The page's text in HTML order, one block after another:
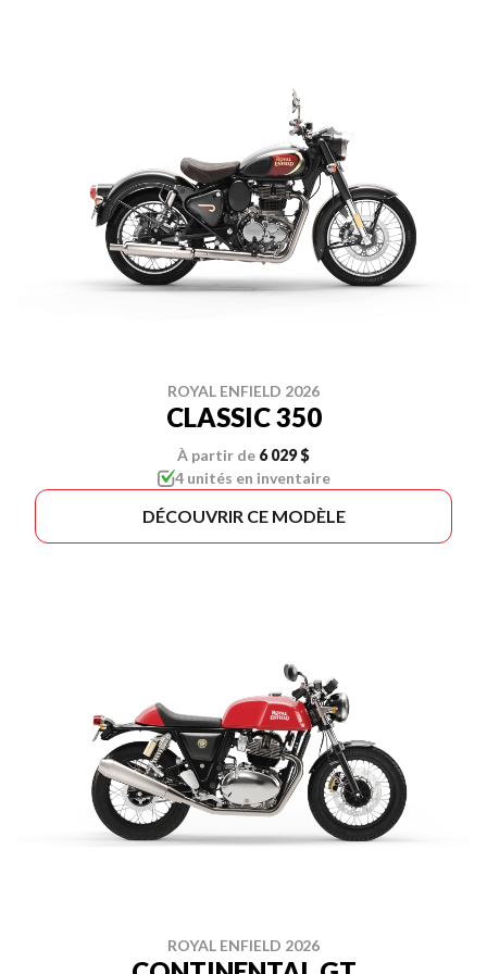
ROYAL ENFIELD 2026
CLASSIC 350
À partir de 6 029 $
4 unités en inventaire
DÉCOUVRIR CE MODÈLE
ROYAL ENFIELD 2026